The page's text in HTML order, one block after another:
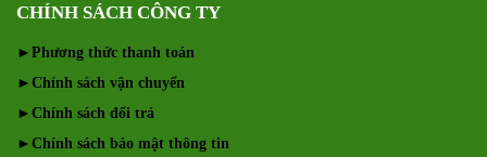
CHÍNH SÁCH CÔNG TY
► Phương thức thanh toán
► Chính sách vận chuyển
► Chính sách đổi trả
► Chính sách bảo mật thông tin